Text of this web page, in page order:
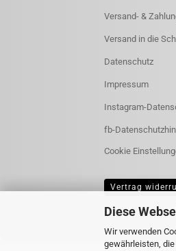
Diese
Wir verwenden
gewährleisten,
Versand- &
Versand in die
Datenschutz
Impressum
Instagram-
fb-
Cookie
Vertrag